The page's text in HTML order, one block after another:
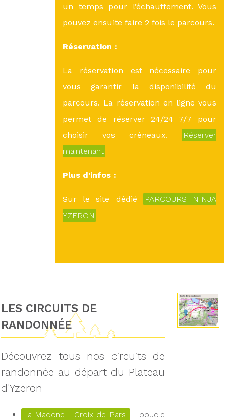
un temps pour l’échauffement. Vous
pouvez ensuite faire 2 fois le parcours.
Réservation :
La réservation est nécessaire pour
vous garantir la disponibilité du
parcours. La réservation en ligne vous
permet de réserver 24/24 7/7 pour
choisir vos créneaux.
Réserver
maintenant
Plus d'infos :
Sur le site dédié
PARCOURS NINJA
YZERON
LES CIRCUITS DE
RANDONNÉE
Découvrez tous nos circuits de
randonnée au départ du Plateau
d'Yzeron
La Madone - Croix de Pars
boucle